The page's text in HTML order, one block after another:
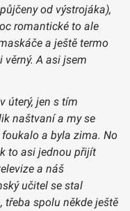
od výstrojáka),
romantické to ale
a ještě termo
věrný. A asi jsem
úterý, jen s tím
naštvaní a my se
a byla zima. No
to asi jednou přijít
a náš
učitel se stal
třeba spolu někde ještě